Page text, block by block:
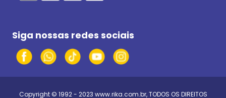
Siga nossas redes sociais
Copyright © 1992 - 2023 www.rika.com.br, TODOS OS DIREITOS